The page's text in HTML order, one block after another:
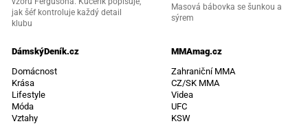
jak šéf kontroluje každý detail
klubu
Masová bábovka se šunkou a
sýrem
DámskýDeník.cz
Domácnost
Krása
Lifestyle
Móda
Vztahy
MMAmag.cz
Zahraniční MMA
CZ/SK MMA
Videa
UFC
KSW